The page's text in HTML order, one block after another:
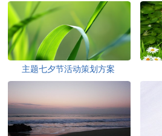
主题七夕节活动策划方案